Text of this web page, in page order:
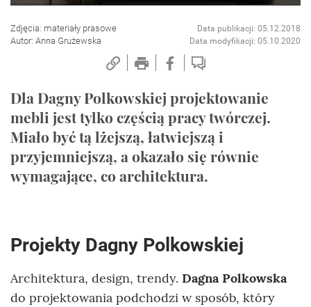
Zdjęcia: materiały prasowe
Autor: Anna Grużewska
Data publikacji: 05.12.2018
Data modyfikacji: 05.10.2020
Dla Dagny Polkowskiej projektowanie
mebli jest tylko częścią pracy twórczej.
Miało być tą lżejszą, łatwiejszą i
przyjemniejszą, a okazało się równie
wymagające, co architektura.
Projekty Dagny Polkowskiej
Architektura, design, trendy. Dagna Polkowska
do projektowania podchodzi w sposób, który